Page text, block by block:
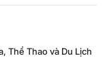
Thể Thao và Du Lịch